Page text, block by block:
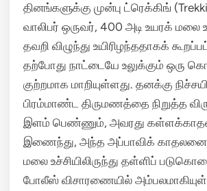
தினங்களுக்கு முன்பு ட்ரெக்கிங்
வாலிபர் ஒருவர், 400 அடி உயரக் மலை
தவறி விழுந்து உயிரிழந்ததாகக்
தற்போது நாட்டையே உலுக்கும் ஒரு
குற்றமாக மாறியுள்ளது. தனக்கு
பிரம்மாண்ட திருமணத்தை நிறுத்த
இளம் பெண்ணும், அவரது
இணைந்து, அந்த அப்பாவிக் காதலனை
மலை உச்சியிலிருந்து தள்ளிப்
போலீஸ் விசாரணையில்